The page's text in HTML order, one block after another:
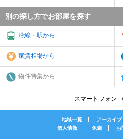
別の探し方でお部屋を探す
沿線・駅から
家賃相場から
物件特集から
スマートフォン
地域一覧 アーカイブ
個人情報
免責 お